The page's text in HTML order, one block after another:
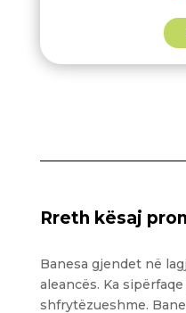
Rreth kësaj
Banesa gjendet në
aleancës. Ka
shfrytëzueshme.